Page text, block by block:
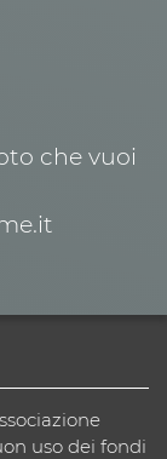
che vuoi
uso dei fondi